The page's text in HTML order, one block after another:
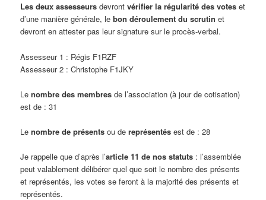
Les deux assesseursdevrontvérifier la régularité des voteset
d’une manière générale, lebon déroulement du scrutin et
devront en attester pas leur signature sur le procès-verbal.
Assesseur 1 : Régis F1RZF
Assesseur 2 : Christophe F1JKY
Lenombre des membres de l’association (à jour de cotisation)
est de : 31
Lenombre de présents ou dereprésentés est de : 28
Je rappelle que d’après l’article 11 de nos statuts : l’assemblée
peut valablement délibérer quel que soit le nombre des présents
et représentés, les votes se feront à la majorité des présents et
représentés.